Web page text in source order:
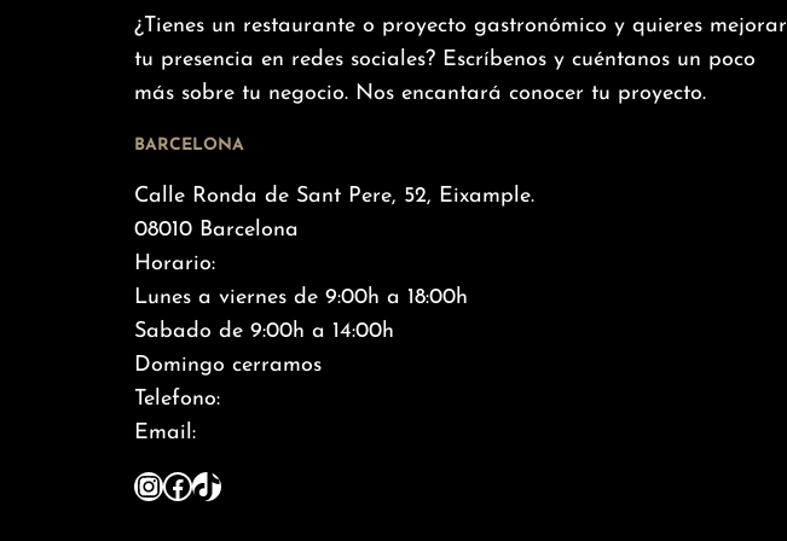
¿Tienes un restaurante o proyecto gastronómico y quieres mejorar
tu presencia en redes sociales? Escríbenos y cuéntanos un poco
más sobre tu negocio. Nos encantará conocer tu proyecto.
BARCELONA
Calle Ronda de Sant Pere, 52, Eixample.
08010 Barcelona
Horario:
Lunes a viernes de 9:00h a 18:00h
Sabado de 9:00h a 14:00h
Domingo cerramos
Telefono:
Email:
Instagram
Facebook
TikTok